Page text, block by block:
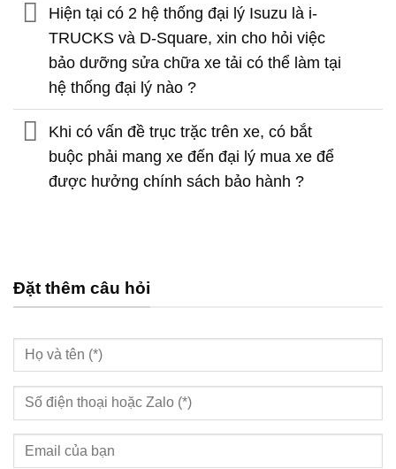
Hiện tại có 2 hệ thống đại lý Isuzu là i-
TRUCKS và D-Square, xin cho hỏi việc
bảo dưỡng sửa chữa xe tải có thể làm tại
hệ thống đại lý nào ?
Khi có vấn đề trục trặc trên xe, có bắt
buộc phải mang xe đến đại lý mua xe để
được hưởng chính sách bảo hành ?
Đặt thêm câu hỏi